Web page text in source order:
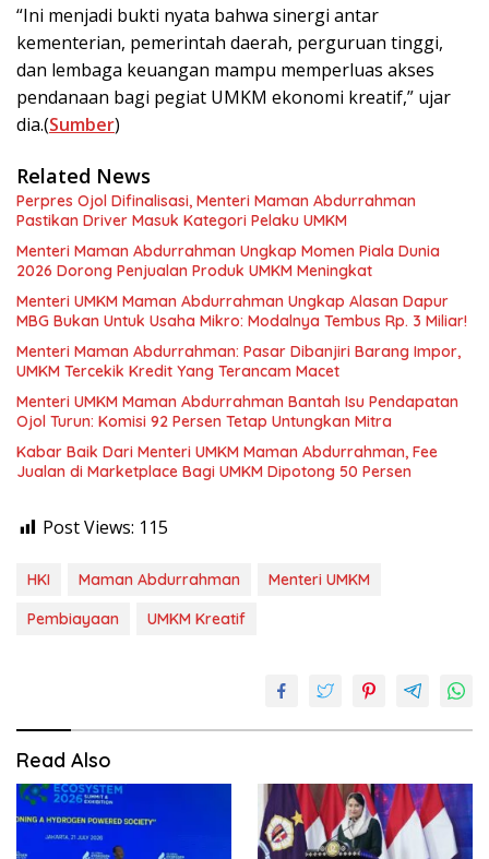
“Ini menjadi bukti nyata bahwa sinergi antar
kementerian, pemerintah daerah, perguruan tinggi,
dan lembaga keuangan mampu memperluas akses
pendanaan bagi pegiat UMKM ekonomi kreatif,” ujar
dia.(Sumber)
Related News
Perpres Ojol Difinalisasi, Menteri Maman Abdurrahman
Pastikan Driver Masuk Kategori Pelaku UMKM
Menteri Maman Abdurrahman Ungkap Momen Piala Dunia
2026 Dorong Penjualan Produk UMKM Meningkat
Menteri UMKM Maman Abdurrahman Ungkap Alasan Dapur
MBG Bukan Untuk Usaha Mikro: Modalnya Tembus Rp. 3 Miliar!
Menteri Maman Abdurrahman: Pasar Dibanjiri Barang Impor,
UMKM Tercekik Kredit Yang Terancam Macet
Menteri UMKM Maman Abdurrahman Bantah Isu Pendapatan
Ojol Turun: Komisi 92 Persen Tetap Untungkan Mitra
Kabar Baik Dari Menteri UMKM Maman Abdurrahman, Fee
Jualan di Marketplace Bagi UMKM Dipotong 50 Persen
Post Views: 115
HKI Maman Abdurrahman
Menteri UMKM
Pembiayaan
UMKM Kreatif
Read Also